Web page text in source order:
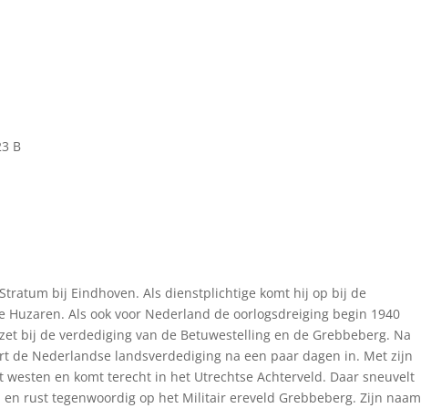
B
bij Eindhoven. Als dienstplichtige komt hij op bij de
Als ook voor Nederland de oorlogsdreiging begin 1940
bij de verdediging van de Betuwestelling en de Grebbeberg. Na
de Nederlandse landsverdediging na een paar dagen in. Met zijn
en komt terecht in het Utrechtse Achterveld. Daar sneuvelt
rust tegenwoordig op het Militair ereveld Grebbeberg. Zijn naam